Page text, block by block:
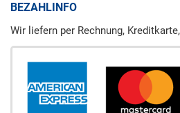
BEZAHLINFO
Wir liefern per Rechnung,